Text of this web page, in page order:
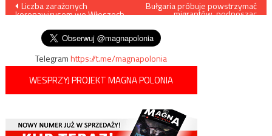
Nawigacja
wpisu
Liczba zarażonych
koronawirusem we Włoszech
Bułgaria próbuje powstrzymać
migrantów, podnosząc
Telegramhttps://t.me/magnapolonia
WESPRZYJ PROJEKT MAGNA POLONIA